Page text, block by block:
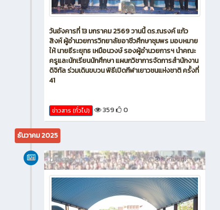
วันอังคารที่ 13 มกราคม 2569 วานนี้ ดร.ณรงค์ แก้ว
สิงห์ ผู้อำนวยการวิทยาลัยอาชีวศึกษาชุมพร มอบหมาย
ดิจิทัล ร่วมเดินขบวน พิธีเปิดกีฬาเยาวชนแห่งชาติ ครั้งที่
41
ข่าวสาร (ทั่วไป) 359 0
ธันวาคม 2025
8 เดือน ที่ผ่านมา
ข่าวสาร